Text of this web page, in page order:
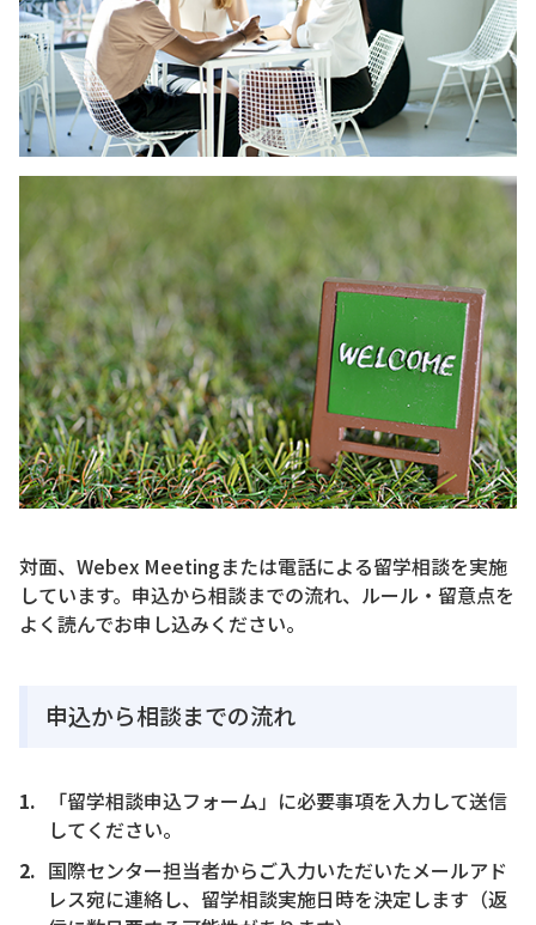
対面、Webex Meetingまたは電話による留学相談を実施
しています。申込から相談までの流れ、ルール・留意点を
よく読んでお申し込みください。
申込から相談までの流れ
「留学相談申込フォーム」に必要事項を入力して送信
してください。
国際センター担当者からご入力いただいたメールアド
レス宛に連絡し、留学相談実施日時を決定します（返